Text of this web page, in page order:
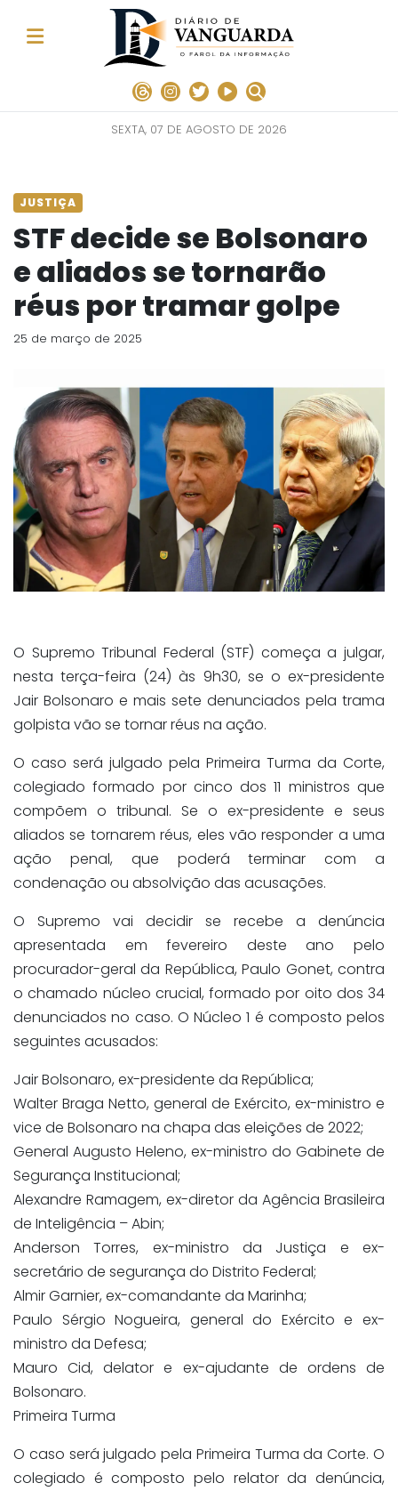
SEXTA, 07 DE AGOSTO DE 2026
JUSTIÇA
STF decide se Bolsonaro
e aliados se tornarão
réus por tramar golpe
25 de março de 2025
O Supremo Tribunal Federal (STF) começa a julgar,
nesta terça-feira (24) às 9h30, se o ex-presidente
Jair Bolsonaro e mais sete denunciados pela trama
golpista vão se tornar réus na ação.
O caso será julgado pela Primeira Turma da Corte,
colegiado formado por cinco dos 11 ministros que
compõem o tribunal. Se o ex-presidente e seus
aliados se tornarem réus, eles vão responder a uma
ação penal, que poderá terminar com a
condenação ou absolvição das acusações.
O Supremo vai decidir se recebe a denúncia
apresentada em fevereiro deste ano pelo
procurador-geral da República, Paulo Gonet, contra
o chamado núcleo crucial, formado por oito dos 34
denunciados no caso. O Núcleo 1 é composto pelos
seguintes acusados:
Jair Bolsonaro, ex-presidente da República;
Walter Braga Netto, general de Exército, ex-ministro e
vice de Bolsonaro na chapa das eleições de 2022;
General Augusto Heleno, ex-ministro do Gabinete de
Segurança Institucional;
Alexandre Ramagem, ex-diretor da Agência Brasileira
de Inteligência – Abin;
Anderson Torres, ex-ministro da Justiça e ex-
secretário de segurança do Distrito Federal;
Almir Garnier, ex-comandante da Marinha;
Paulo Sérgio Nogueira, general do Exército e ex-
ministro da Defesa;
Mauro Cid, delator e ex-ajudante de ordens de
Bolsonaro.
Primeira Turma
O caso será julgado pela Primeira Turma da Corte. O
colegiado é composto pelo relator da denúncia,